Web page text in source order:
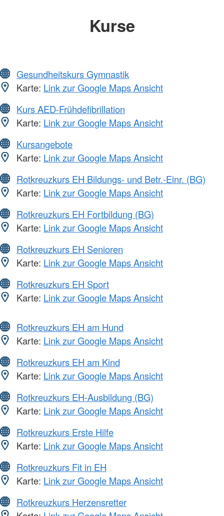
Kurse
Gesundheitskurs Gymnastik
Karte: Link zur Google Maps Ansicht
Kurs AED-Frühdefibrillation
Karte: Link zur Google Maps Ansicht
Kursangebote
Karte: Link zur Google Maps Ansicht
Rotkreuzkurs EH Bildungs- und Betr.-Einr. (BG)
Karte: Link zur Google Maps Ansicht
Rotkreuzkurs EH Fortbildung (BG)
Karte: Link zur Google Maps Ansicht
Rotkreuzkurs EH Senioren
Karte: Link zur Google Maps Ansicht
Rotkreuzkurs EH Sport
Karte: Link zur Google Maps Ansicht
Rotkreuzkurs EH am Hund
Karte: Link zur Google Maps Ansicht
Rotkreuzkurs EH am Kind
Karte: Link zur Google Maps Ansicht
Rotkreuzkurs EH-Ausbildung (BG)
Karte: Link zur Google Maps Ansicht
Rotkreuzkurs Erste Hilfe
Karte: Link zur Google Maps Ansicht
Rotkreuzkurs Fit in EH
Karte: Link zur Google Maps Ansicht
Rotkreuzkurs Herzensretter